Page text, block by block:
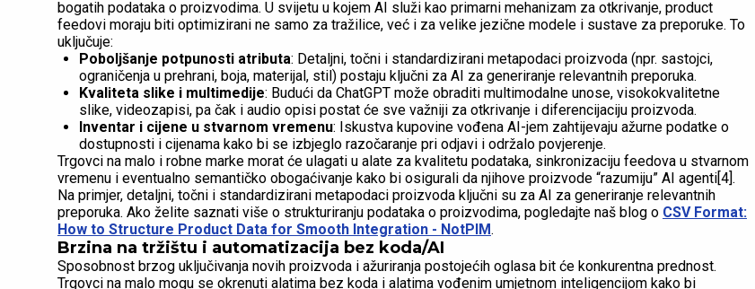
bogatih podataka o proizvodima. U svijetu u kojem AI služi kao primarni mehanizam za otkrivanje, product
feedovi moraju biti optimizirani ne samo za tražilice, već i za velike jezične modele i sustave za preporuke. To
uključuje:
Poboljšanje potpunosti atributa: Detaljni, točni i standardizirani metapodaci proizvoda (npr. sastojci,
ograničenja u prehrani, boja, materijal, stil) postaju ključni za AI za generiranje relevantnih preporuka.
Kvaliteta slike i multimedije: Budući da ChatGPT može obraditi multimodalne unose, visokokvalitetne
slike, videozapisi, pa čak i audio opisi postat će sve važniji za otkrivanje i diferencijaciju proizvoda.
Inventar i cijene u stvarnom vremenu: Iskustva kupovine vođena AI-jem zahtijevaju ažurne podatke o
dostupnosti i cijenama kako bi se izbjeglo razočaranje pri odjavi i održalo povjerenje.
Trgovci na malo i robne marke morat će ulagati u alate za kvalitetu podataka, sinkronizaciju feedova u stvarnom
vremenu i eventualno semantičko obogaćivanje kako bi osigurali da njihove proizvode “razumiju” AI agenti[4].
Na primjer, detaljni, točni i standardizirani metapodaci proizvoda ključni su za AI za generiranje relevantnih
preporuka. Ako želite saznati više o strukturiranju podataka o proizvodima, pogledajte naš blog o CSV Format:
How to Structure Product Data for Smooth Integration - NotPIM.
Brzina na tržištu i automatizacija bez koda/AI
Sposobnost brzog uključivanja novih proizvoda i ažuriranja postojećih oglasa bit će konkurentna prednost.
Trgovci na malo mogu se okrenuti alatima bez koda i alatima vođenim umjetnom inteligencijom kako bi